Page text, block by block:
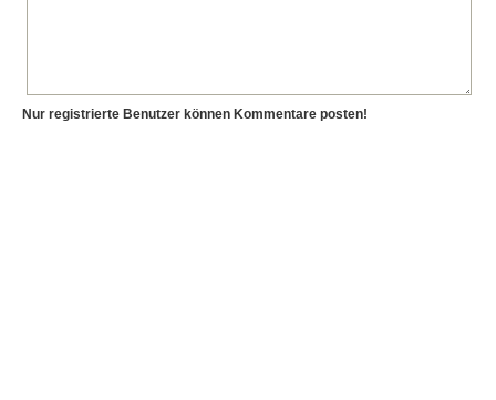
Nur registrierte Benutzer können Kommentare posten!